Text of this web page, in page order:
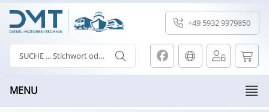
+49 5932 9979850
MENU